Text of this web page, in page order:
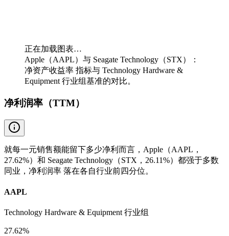
正在加载图表…
Apple（AAPL）与 Seagate Technology（STX）：
净资产收益率 指标与 Technology Hardware &
Equipment 行业组基准的对比。
净利润率（TTM）
就每一元销售额能留下多少净利而言，Apple（AAPL，
27.62%）和 Seagate Technology（STX，26.11%）都强于多数
同业，净利润率 落在各自行业前四分位。
AAPL
Technology Hardware & Equipment 行业组
27.62%